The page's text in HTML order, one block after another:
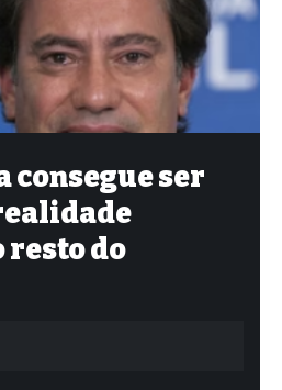
consegue ser
resto do